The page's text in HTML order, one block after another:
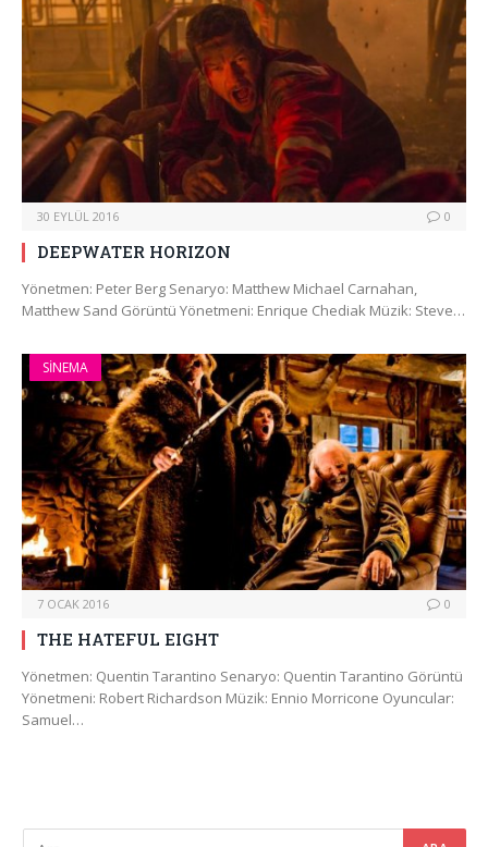
30 EYLÜL 2016 0
DEEPWATER HORIZON
Yönetmen: Peter Berg Senaryo: Matthew Michael Carnahan,
Matthew Sand Görüntü Yönetmeni: Enrique Chediak Müzik: Steve…
SINEMA
7 OCAK 2016 0
THE HATEFUL EIGHT
Yönetmen: Quentin Tarantino Senaryo: Quentin Tarantino Görüntü
Yönetmeni: Robert Richardson Müzik: Ennio Morricone Oyuncular:
Samuel…